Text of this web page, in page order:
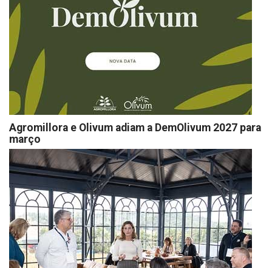
Agromillora e Olivum adiam a DemOlivum 2027 para
março